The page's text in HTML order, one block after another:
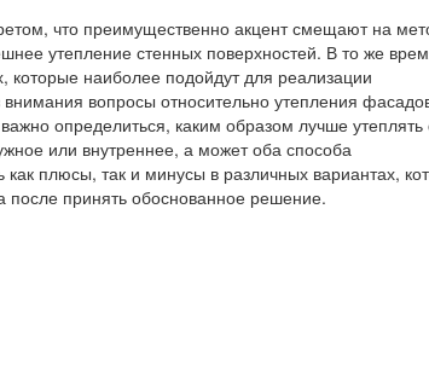
что преимущественно акцент смещают на
утепление стенных поверхностей. В то же
которые наиболее подойдут для реализации
вопросы относительно утепления
определиться, каким образом лучше утеплять
или внутреннее, а может оба способа
плюсы, так и минусы в различных вариантах,
после принять обоснованное решение.